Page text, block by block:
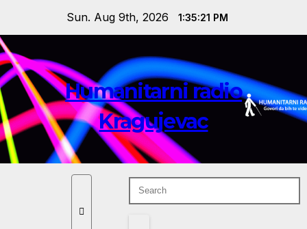
content
Sun. Aug 9th, 2026 1:35:23 PM
Humanitarni radio
Kragujevac